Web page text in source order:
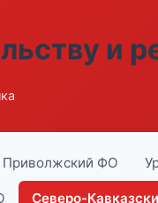
и
Приволжский ФО
Северо-